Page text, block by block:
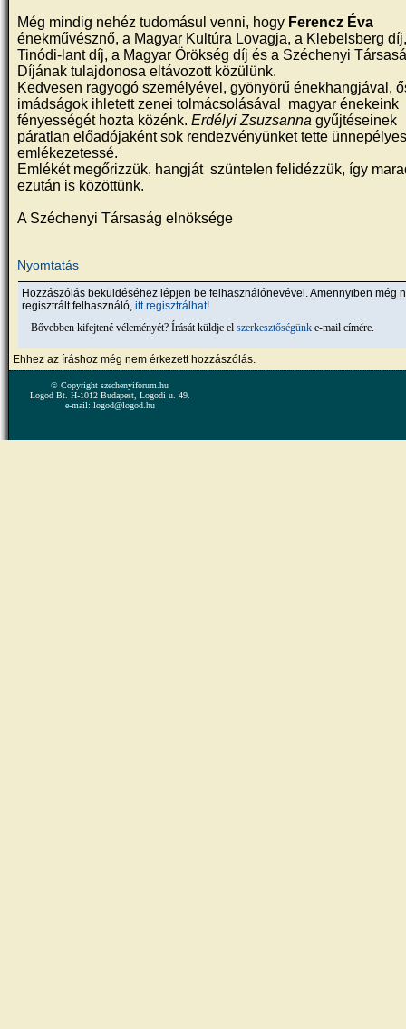
Még mindig nehéz tudomásul venni, hogy Ferencz Éva
énekművésznő, a Magyar Kultúra Lovagja, a Klebelsberg
Tinódi-lant díj, a Magyar Örökség díj és a Széchenyi
Díjának tulajdonosa eltávozott közülünk.
Kedvesen ragyogó személyével, gyönyörű énekhangjával,
imádságok ihletett zenei tolmácsolásával magyar énekeink
fényességét hozta közénk.Erdélyi Zsuzsanna gyűjtéseinek
páratlan előadójaként sok rendezvényünket tette
emlékezetessé.
Emlékét megőrizzük, hangját szüntelen felidézzük, így
ezután is közöttünk.
A Széchenyi Társaság elnöksége
Nyomtatás
Hozzászólás beküldéséhez lépjen be felhasználónevével. Amennyiben még
regisztrált felhasználó,itt regisztrálhat!
Bővebben kifejtené véleményét? Írását küldje elszerkesztőségünk e-mail címére.
Ehhez az íráshoz még nem érkezett hozzászólás.
© Copyright szechenyiforum.hu
Logod Bt. H-1012 Budapest, Logodi u. 49.
e-mail: logod@logod.hu